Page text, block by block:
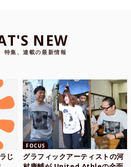
NEW
特集、連載の最新情報
じ
FOCUS
グラフィックアーティストの河